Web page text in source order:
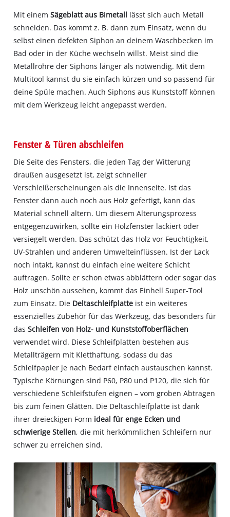
Mit einemSägeblatt aus Bimetall lässt sich auch Metall
schneiden. Das kommt z. B. dann zum Einsatz, wenn du
selbst einen defekten Siphon an deinem Waschbecken im
Bad oder in der Küche wechseln willst. Meist sind die
Metallrohre der Siphons länger als notwendig. Mit dem
Multitool kannst du sie einfach kürzen und so passend für
deine Spüle machen. Auch Siphons aus Kunststoff können
mit dem Werkzeug leicht angepasst werden.
Fenster & Türen abschleifen
Die Seite des Fensters, die jeden Tag der Witterung
draußen ausgesetzt ist, zeigt schneller
Verschleißerscheinungen als die Innenseite. Ist das
Fenster dann auch noch aus Holz gefertigt, kann das
Material schnell altern. Um diesem Alterungsprozess
entgegenzuwirken, sollte ein Holzfenster lackiert oder
versiegelt werden. Das schützt das Holz vor Feuchtigkeit,
UV-Strahlen und anderen Umwelteinflüssen. Ist der Lack
noch intakt, kannst du einfach eine weitere Schicht
auftragen. Sollte er schon etwas abblättern oder sogar das
Holz unschön aussehen, kommt das Einhell Super-Tool
zum Einsatz. Die Deltaschleifplatte ist ein weiteres
essenzielles Zubehör für das Werkzeug, das besonders für
dasSchleifen von Holz- und Kunststoffoberflächen
verwendet wird. Diese Schleifplatten bestehen aus
Metallträgern mit Kletthaftung, sodass du das
Schleifpapier je nach Bedarf einfach austauschen kannst.
Typische Körnungen sind P60, P80 und P120, die sich für
verschiedene Schleifstufen eignen – vom groben Abtragen
bis zum feinen Glätten. Die Deltaschleifplatte ist dank
ihrer dreieckigen Form ideal für enge Ecken und
schwierige Stellen, die mit herkömmlichen Schleifern nur
schwer zu erreichen sind.